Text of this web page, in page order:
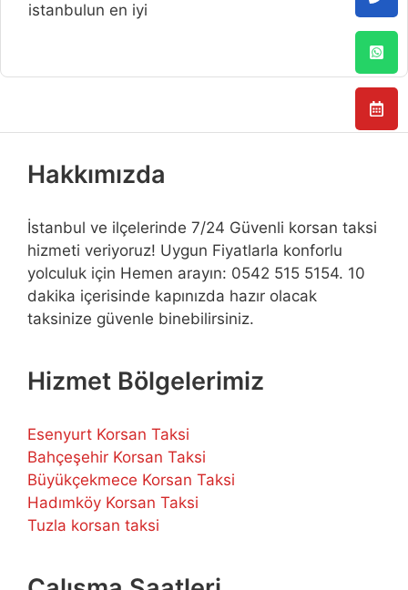
istanbulun en iyi
Hakkımızda
İstanbul ve ilçelerinde 7/24 Güvenli korsan taksi
hizmeti veriyoruz! Uygun Fiyatlarla konforlu
yolculuk için Hemen arayın: 0542 515 5154. 10
dakika içerisinde kapınızda hazır olacak
taksinize güvenle binebilirsiniz.
Hizmet Bölgelerimiz
Esenyurt Korsan Taksi
Bahçeşehir Korsan Taksi
Büyükçekmece Korsan Taksi
Hadımköy Korsan Taksi
Tuzla korsan taksi